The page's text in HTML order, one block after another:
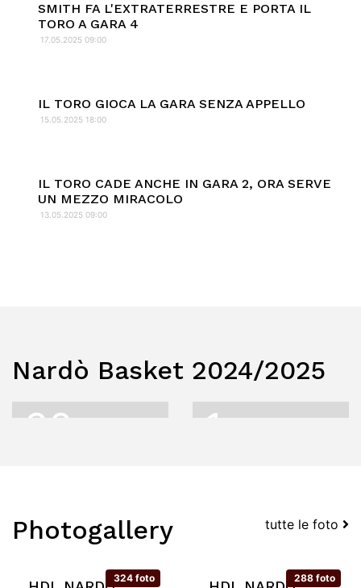
SMITH FA L'EXTRATERRESTRE E PORTA IL
TORO A GARA 4
17.05.2025 09:00
IL TORO GIOCA LA GARA SENZA APPELLO
15.05.2025 18:00
IL TORO CADE ANCHE IN GARA 2, ORA SERVE
UN MEZZO MIRACOLO
13.05.2025 09:00
Nardò Basket 2024/2025
32 1
Photogallery tutte le foto
324 foto 288 foto